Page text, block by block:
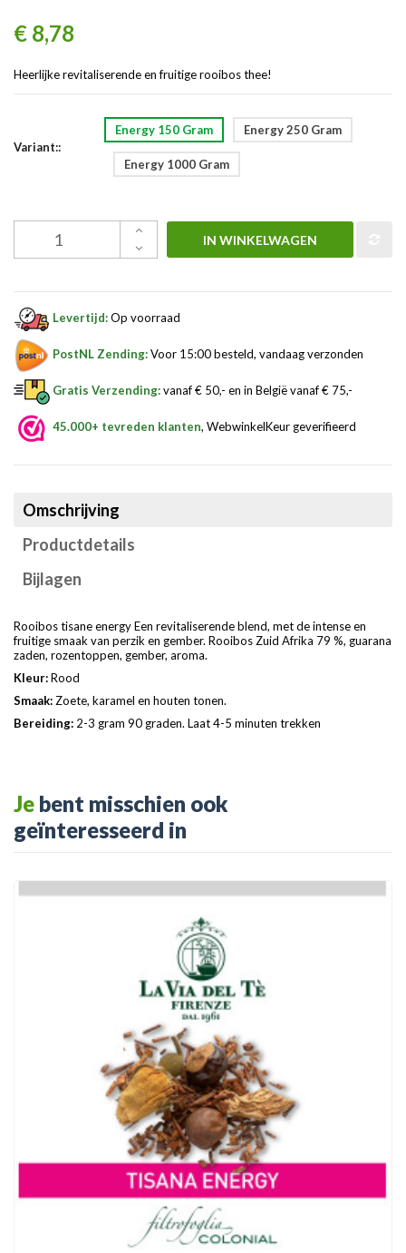
€ 8,78
Heerlijke revitaliserende en fruitige rooibos thee!
Variant::
Energy 150 Gram Energy 250 Gram
Energy 1000 Gram
IN WINKELWAGEN
Levertijd:Op voorraad
PostNL Zending:Voor 15:00 besteld, vandaag verzonden
Gratis Verzending:vanaf € 50,- en in België vanaf € 75,-
45.000+ tevreden klanten, WebwinkelKeur geverifieerd
Omschrijving
Productdetails
Bijlagen
Rooibos tisane energy Een revitaliserende blend, met de intense en
fruitige smaak van perzik en gember. Rooibos Zuid Afrika 79 %, guarana
zaden, rozentoppen, gember, aroma.
Kleur:Rood
Smaak:Zoete, karamel en houten tonen.
Bereiding: 2-3 gram 90 graden. Laat 4-5 minuten trekken
Je bent misschien ook
geïnteresseerd in